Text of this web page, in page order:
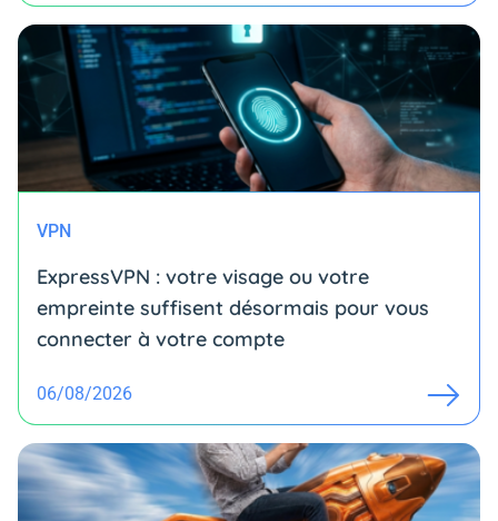
VPN
ExpressVPN : votre visage ou votre
empreinte suffisent désormais pour vous
connecter à votre compte
06/08/2026